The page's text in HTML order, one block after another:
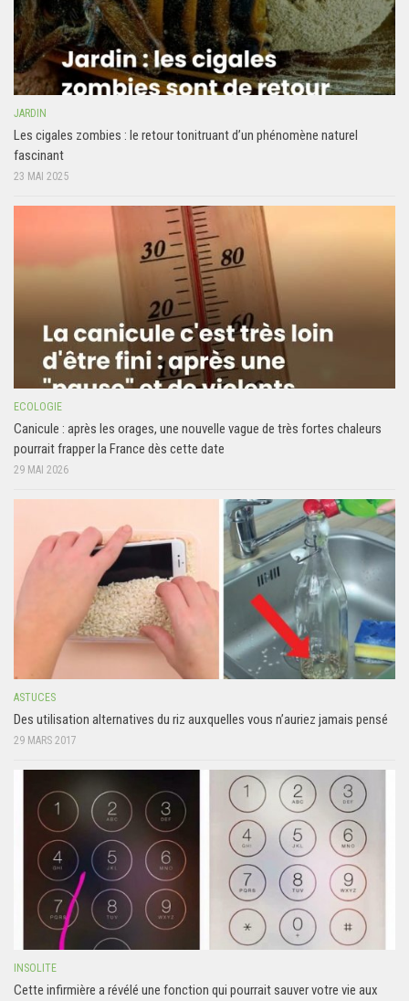
JARDIN
Les cigales zombies : le retour tonitruant d’un phénomène naturel
fascinant
23 MAI 2025
ECOLOGIE
Canicule : après les orages, une nouvelle vague de très fortes chaleurs
pourrait frapper la France dès cette date
29 MAI 2026
ASTUCES
Des utilisation alternatives du riz auxquelles vous n’auriez jamais pensé
29 MARS 2017
INSOLITE
Cette infirmière a révélé une fonction qui pourrait sauver votre vie aux